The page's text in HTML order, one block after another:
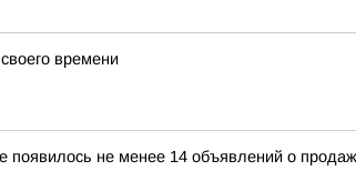
времени
появилось не менее 14 объявлений о